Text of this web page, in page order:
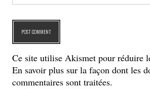
Ce site utilise Akismet pour réduire
En savoir plus sur la façon dont les
commentaires sont traitées.